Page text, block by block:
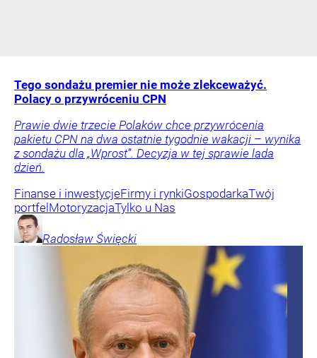
Tego sondażu premier nie może zlekceważyć.
Polacy o przywróceniu CPN
Prawie dwie trzecie Polaków chce przywrócenia
pakietu CPN na dwa ostatnie tygodnie wakacji – wynika
z sondażu dla „Wprost”. Decyzja w tej sprawie lada
dzień.
Finanse i inwestycjeFirmy i rynkiGospodarkaTwój
portfel MotoryzacjaTylko u Nas
Radosław Święcki